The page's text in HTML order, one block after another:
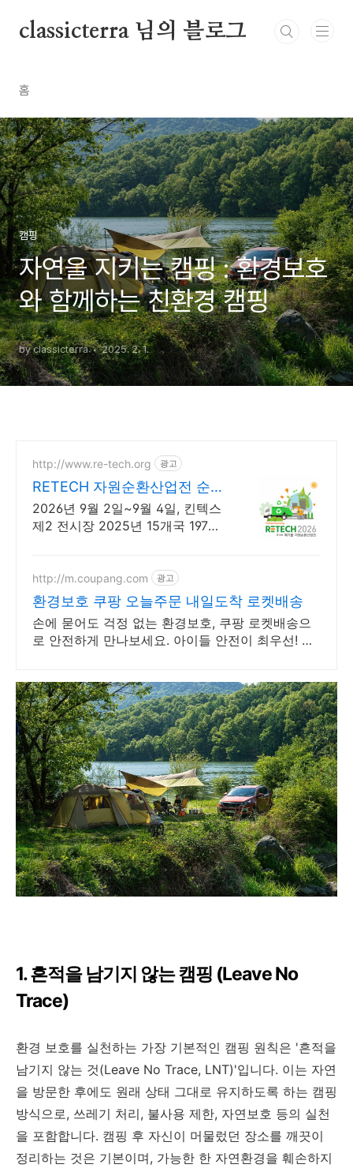
classicterra 님의 블로그
홈
캠핑
자연을 지키는 캠핑 : 환경보호
와 함께하는 친환경 캠핑
by classicterra 2025. 2. 1.
http://www.re-tech.org 광고
RETECH 자원순환산업전 순환
경제 리딩전시회
2026년 9월 2일~9월 4일, 킨텍스
제2 전시장 2025년 15개국 197개
http://m.coupang.com 광고
환경보호 쿠팡 오늘주문 내일도착 로켓배송
손에 묻어도 걱정 없는 환경보호, 쿠팡 로켓배송으
로 안전하게 만나보세요. 아이들 안전이 최우선! 식
1. 흔적을 남기지 않는 캠핑 (Leave No
Trace)
환경 보호를 실천하는 가장 기본적인 캠핑 원칙은 '흔적을
남기지 않는 것(Leave No Trace, LNT)'입니다. 이는 자연
을 방문한 후에도 원래 상태 그대로 유지하도록 하는 캠핑
방식으로, 쓰레기 처리, 불사용 제한, 자연보호 등의 실천
을 포함합니다. 캠핑 후 자신이 머물렀던 장소를 깨끗이
정리하는 것은 기본이며, 가능한 한 자연환경을 훼손하지